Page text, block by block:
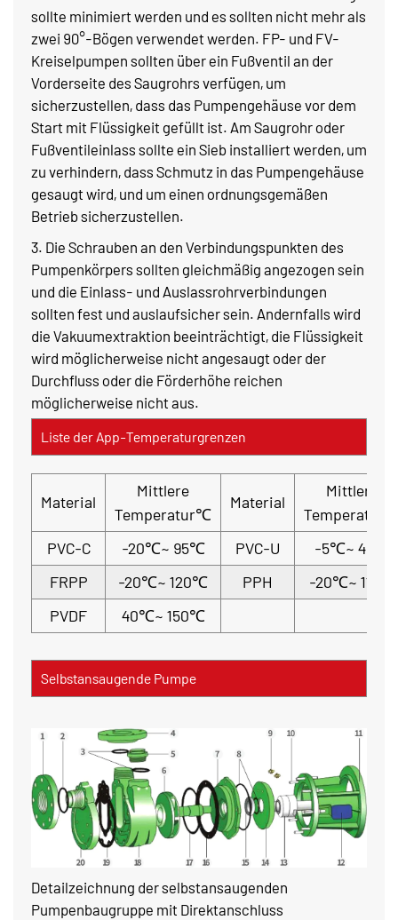
sollte minimiert werden und es sollten nicht mehr als
zwei 90°-Bögen verwendet werden. FP- und FV-
Kreiselpumpen sollten über ein Fußventil an der
Vorderseite des Saugrohrs verfügen, um
sicherzustellen, dass das Pumpengehäuse vor dem
Start mit Flüssigkeit gefüllt ist. Am Saugrohr oder
Fußventileinlass sollte ein Sieb installiert werden, um
zu verhindern, dass Schmutz in das Pumpengehäuse
gesaugt wird, und um einen ordnungsgemäßen
Betrieb sicherzustellen.
3. Die Schrauben an den Verbindungspunkten des
Pumpenkörpers sollten gleichmäßig angezogen sein
und die Einlass- und Auslassrohrverbindungen
sollten fest und auslaufsicher sein. Andernfalls wird
die Vakuumextraktion beeinträchtigt, die Flüssigkeit
wird möglicherweise nicht angesaugt oder der
Durchfluss oder die Förderhöhe reichen
möglicherweise nicht aus.
Liste der App-Temperaturgrenzen
Material
Mittlere
Temperatur℃
Material
Mittlere
PVC-C
-20℃~ 95℃ PVC-U
-5℃~ 45℃
FRPP
-20℃~ 120℃ PPH
-20℃~ 110℃
PVDF
40℃~ 150℃
Selbstansaugende Pumpe
Detailzeichnung der selbstansaugenden
Pumpenbaugruppe mit Direktanschluss